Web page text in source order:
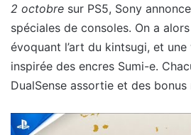
2 octobre sur PS5, Sony
spéciales de consoles. On a
évoquant l’art du kintsugi, et une
inspirée des encres Sumi-e.
DualSense assortie et des bonus